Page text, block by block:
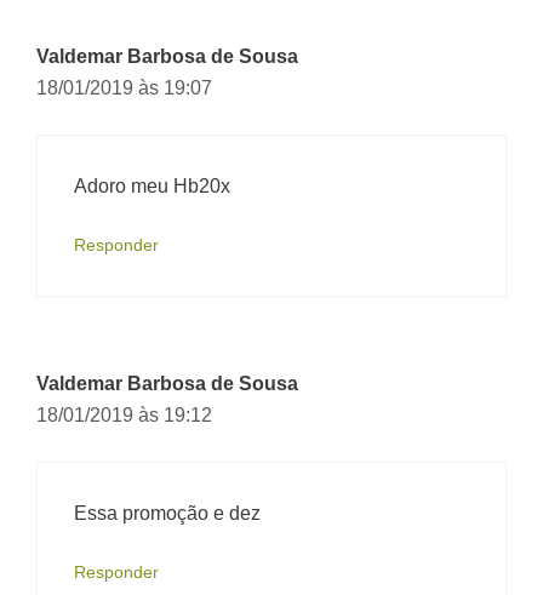
Valdemar Barbosa de Sousa
18/01/2019 às 19:07
Adoro meu Hb20x
Responder
Valdemar Barbosa de Sousa
18/01/2019 às 19:12
Essa promoção e dez
Responder